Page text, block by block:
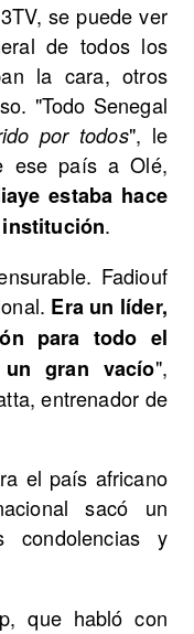
se puede ver
de todos los
la cara, otros
"Todo Senegal
por todos", le
ese país a Olé,
estaba hace
.
Fadiouf
Era un líder,
para todo el
gran vacío",
entrenador de
el país africano
sacó un
condolencias y
que habló con